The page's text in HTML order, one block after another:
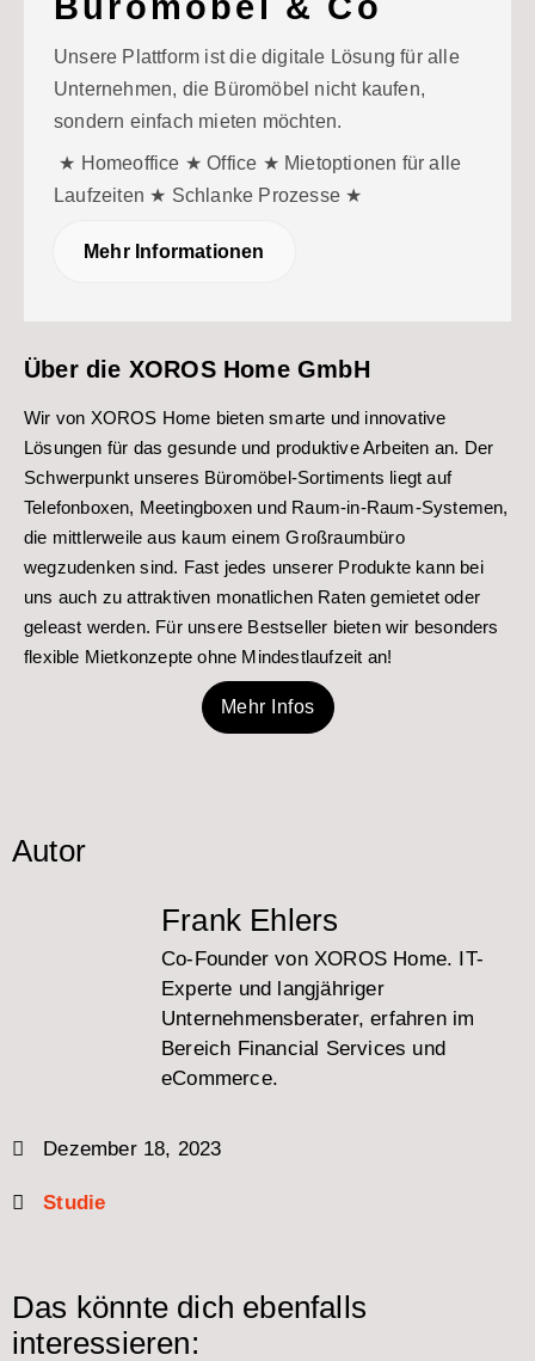
Unsere Plattform ist die digitale Lösung für alle
Unternehmen, die Büromöbel nicht kaufen,
sondern einfach mieten möchten.
★ Homeoffice ★ Office ★ Mietoptionen für alle
Laufzeiten ★ Schlanke Prozesse ★
Mehr Informationen
Über die XOROS Home GmbH
Wir von XOROS Home bieten smarte und innovative
Lösungen für das gesunde und produktive Arbeiten an. Der
Schwerpunkt unseres Büromöbel-Sortiments liegt auf
Telefonboxen, Meetingboxen und Raum-in-Raum-Systemen,
die mittlerweile aus kaum einem Großraumbüro
wegzudenken sind. Fast jedes unserer Produkte kann bei
uns auch zu attraktiven monatlichen Raten gemietet oder
geleast werden. Für unsere Bestseller bieten wir besonders
flexible Mietkonzepte ohne Mindestlaufzeit an!
Mehr Infos
Autor
Frank Ehlers
Co-Founder von XOROS Home. IT-
Experte und langjähriger
Unternehmensberater, erfahren im
Bereich Financial Services und
eCommerce.
Dezember 18, 2023
Studie
Das könnte dich ebenfalls
interessieren: